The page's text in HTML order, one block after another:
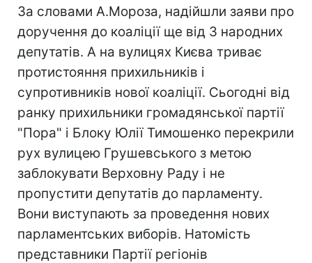
За словами А.Мороза, надійшли заяви про
доручення до коаліції ще від 3 народних
депутатів. А на вулицях Києва триває
протистояння прихильників і
супротивників нової коаліції. Сьогодні від
ранку прихильники громадянської партії
"Пора" і Блоку Юлії Тимошенко перекрили
рух вулицею Грушевського з метою
заблокувати Верховну Раду і не
пропустити депутатів до парламенту.
Вони виступають за проведення нових
парламентських виборів. Натомість
представники Партії регіонів